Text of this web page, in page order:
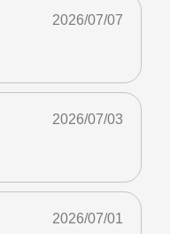
2026/07/07
2026/07/03
2026/07/01